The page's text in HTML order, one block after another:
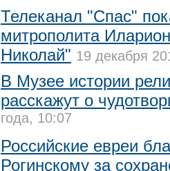
Телеканал "Спас"
митрополита
Николай" 19 декабря
В Музее истории
расскажут о
года, 10:07
Российские евреи
Рогинскому за